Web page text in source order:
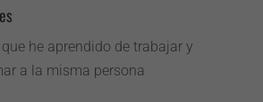
que he aprendido de trabajar y
a la misma persona